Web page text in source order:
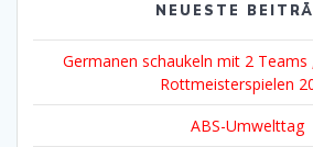
NEUESTE
Germanen schaukeln mit 2 Teams
Rottmeisterspielen
ABS-Umwelttag